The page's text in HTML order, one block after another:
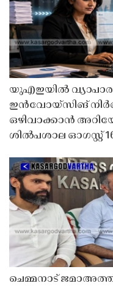
യുഎഇയിൽ
ഇൻവോയ്സിങ്
ഒഴിവാക്കാൻ
ശിൽപശാല ഓഗസ്റ്റ്
ചെമ്മനാട്